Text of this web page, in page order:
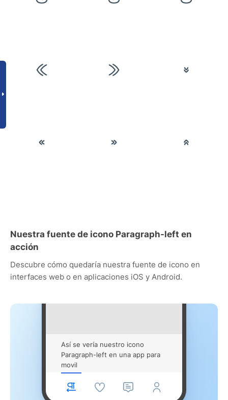
Nuestra fuente de icono Paragraph-left en
acción
Descubre cómo quedaría nuestra fuente de icono en
interfaces web o en aplicaciones iOS y Android.
Así se vería nuestro icono
Paragraph-left en una app para
movil